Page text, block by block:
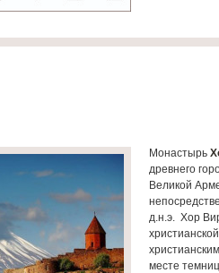
Монастырь
древнего
Великой
д.н.э. Хор
месте